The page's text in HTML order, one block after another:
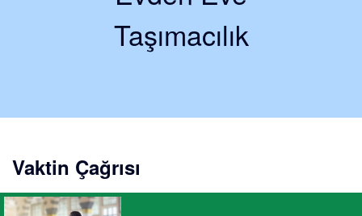
Taşımacılık
Vaktin Çağrısı